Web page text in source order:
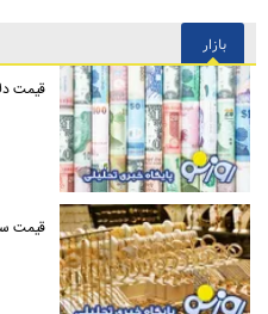
ها
بازار
قیمت دلار
قیمت سکه و طلا امروز